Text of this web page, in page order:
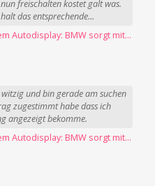
freischalten kostet galt was.
das entsprechende...
→ Werbung auf dem Autodisplay: BMW sorgt mit Spider-Man-Werbung für scharfe Kritik
witzig und bin gerade am suchen
zugestimmt habe dass ich
angezeigt bekomme.
→ Werbung auf dem Autodisplay: BMW sorgt mit Spider-Man-Werbung für scharfe Kritik